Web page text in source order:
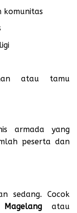
komunitas
atau tamu
armada yang
peserta dan
sedang. Cocok
atau